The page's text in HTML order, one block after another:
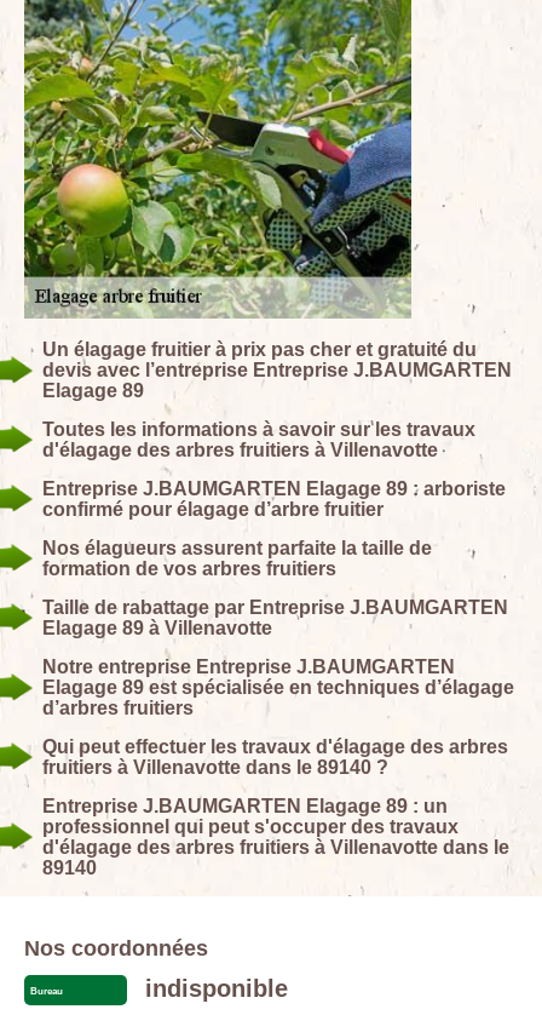
Un élagage fruitier à prix pas cher et gratuité du
devis avec l’entreprise Entreprise J.BAUMGARTEN
Elagage 89
Toutes les informations à savoir sur les travaux
d'élagage des arbres fruitiers à Villenavotte
Entreprise J.BAUMGARTEN Elagage 89 : arboriste
confirmé pour élagage d’arbre fruitier
Nos élagueurs assurent parfaite la taille de
formation de vos arbres fruitiers
Taille de rabattage par Entreprise J.BAUMGARTEN
Elagage 89 à Villenavotte
Notre entreprise Entreprise J.BAUMGARTEN
Elagage 89 est spécialisée en techniques d’élagage
d’arbres fruitiers
Qui peut effectuer les travaux d'élagage des arbres
fruitiers à Villenavotte dans le 89140 ?
Entreprise J.BAUMGARTEN Elagage 89 : un
professionnel qui peut s'occuper des travaux
d'élagage des arbres fruitiers à Villenavotte dans le
89140
Nos coordonnées
Bureau indisponible